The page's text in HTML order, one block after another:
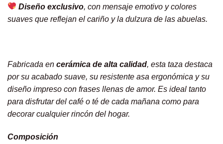
Diseño exclusivo, con mensaje emotivo y colores
suaves que reflejan el cariño y la dulzura de las abuelas.
Fabricada en cerámica de alta calidad, esta taza destaca
por su acabado suave, su resistente asa ergonómica y su
diseño impreso con frases llenas de amor. Es ideal tanto
para disfrutar del café o té de cada mañana como para
decorar cualquier rincón del hogar.
Composición